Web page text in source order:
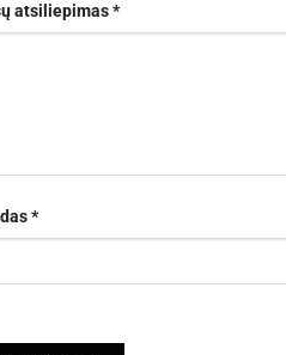
atsiliepimas*
*